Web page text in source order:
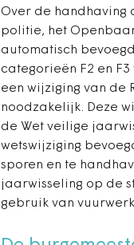
Over de handhaving
politie, het
automatisch
categorieën F2 en
een wijziging van de
noodzakelijk. Deze
de Wet veilige
wetswijziging
sporen en te
jaarwisseling op de
gebruik van